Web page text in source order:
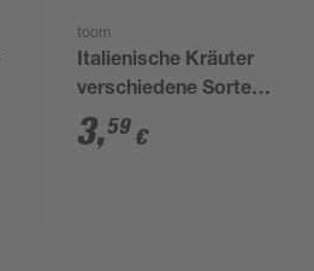
toom
Italienische Kräuter
verschiedene Sorten
14 cm Topf
3,59 €